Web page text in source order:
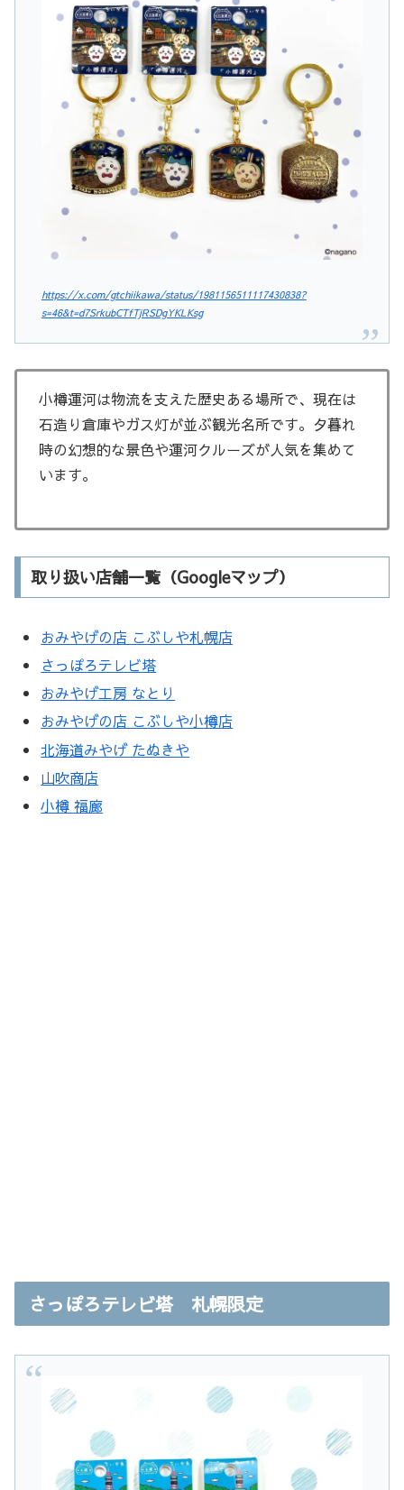
https://x.com/gtchiikawa/status/1981156511117430838?
s=46&t=d7SrkubCTfTjRSDgYKLKsg
小樽運河は物流を支えた歴史ある場所で、現在は
石造り倉庫やガス灯が並ぶ観光名所です。夕暮れ
時の幻想的な景色や運河クルーズが人気を集めて
います。
取り扱い店舗一覧（Googleマップ）
おみやげの店 こぶしや札幌店
さっぽろテレビ塔
おみやげ工房 なとり
おみやげの店 こぶしや小樽店
北海道みやげ たぬきや
山吹商店
小樽 福廊
さっぽろテレビ塔 札幌限定